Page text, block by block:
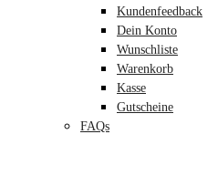
Kundenfeedback
Dein Konto
Wunschliste
Warenkorb
Kasse
Gutscheine
FAQs